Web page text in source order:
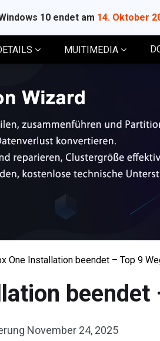
10 endet am 14. Oktober
MUITIMEDIA
One Installation beendet – Top 9
beendet
November 24, 2025